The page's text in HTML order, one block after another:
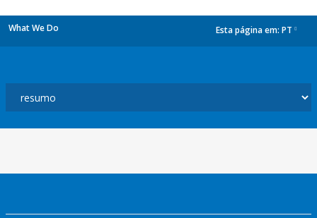
What We Do Esta página em: PT